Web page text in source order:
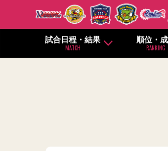
試合日程・結果
MATCH
順位・
RANKING